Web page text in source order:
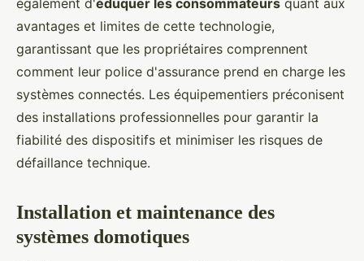
avantages et limites de cette technologie,
garantissant que les propriétaires comprennent
comment leur police d'assurance prend en charge les
systèmes connectés. Les équipementiers préconisent
des installations professionnelles pour garantir la
fiabilité des dispositifs et minimiser les risques de
défaillance technique.
Installation et maintenance des
systèmes domotiques